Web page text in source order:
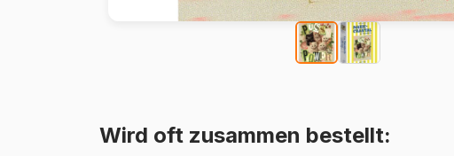
Wird oft zusammen bestellt: